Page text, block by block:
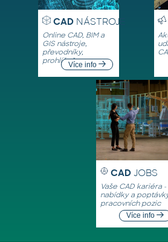
CADNÁSTROJE
Online CAD, BIM a
GIS nástroje,
převodníky,
prohlížečeVíce info
CAD JOBS
Vaše CAD kariéra -
nabídky a
pracovních pozic
Více info